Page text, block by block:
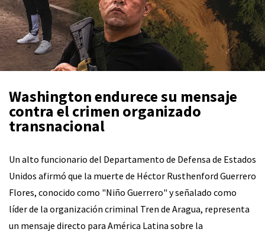
Washington endurece su mensaje
contra el crimen organizado
transnacional
Un alto funcionario del Departamento de Defensa de Estados
Unidos afirmó que la muerte de Héctor Rusthenford Guerrero
Flores, conocido como "Niño Guerrero" y señalado como
líder de la organización criminal Tren de Aragua, representa
un mensaje directo para América Latina sobre la